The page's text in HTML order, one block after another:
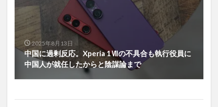
2025年8月13日
中国に過剰反応。Xperia 1Ⅶの不具合も執行役員に
中国人が就任したからと陰謀論まで